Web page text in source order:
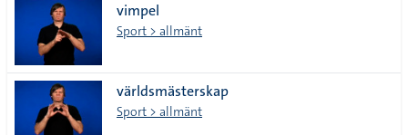
tecken
vimpel
Sport > allmänt
världsmästerskap
Sport > allmänt